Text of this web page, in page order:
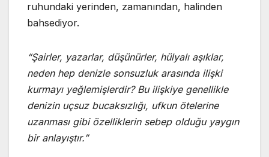
ruhundaki yerinden, zamanından, halinden
bahsediyor.
“Şairler, yazarlar, düşünürler, hülyalı aşıklar,
neden hep denizle sonsuzluk arasında ilişki
kurmayı yeğlemişlerdir? Bu ilişkiye genellikle
denizin uçsuz bucaksızlığı, ufkun ötelerine
uzanması gibi özelliklerin sebep olduğu yaygın
bir anlayıştır.”